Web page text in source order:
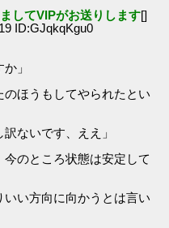
してVIPがお送りします[]
ID:GJqkqKgu0
」
ほうもしてやられたとい
ないです、ええ」
のところ状態は安定して
い方向に向かうとは言い